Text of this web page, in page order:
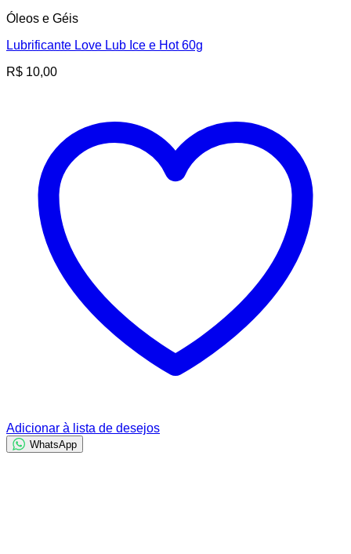
Óleos e Géis
Lubrificante Love Lub Ice e Hot 60g
R$ 10,00
Adicionar à lista de desejos
WhatsApp